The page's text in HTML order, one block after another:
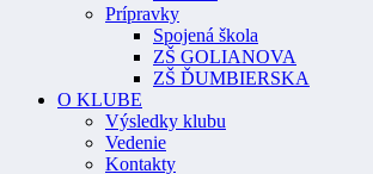
Prípravky
Spojená škola
ZŠ GOLIANOVA
ZŠ ĎUMBIERSKA
O KLUBE
Výsledky klubu
Vedenie
Kontakty